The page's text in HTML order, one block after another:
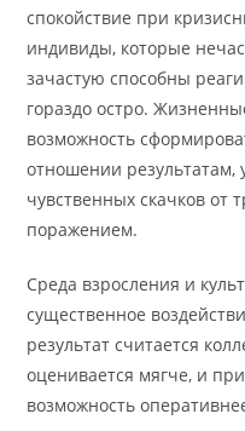
спокойствие при
индивиды, которые
зачастую способны
гораздо остро.
возможность
отношении
чувственных скачков от
поражением.
Среда взросления и
существенное
результат считается
оценивается мягче, и
возможность